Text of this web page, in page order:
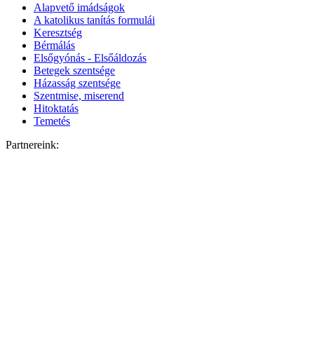
Alapvető imádságok
A katolikus tanítás formulái
Keresztség
Bérmálás
Elsőgyónás - Elsőáldozás
Betegek szentsége
Házasság szentsége
Szentmise, miserend
Hitoktatás
Temetés
Partnereink: